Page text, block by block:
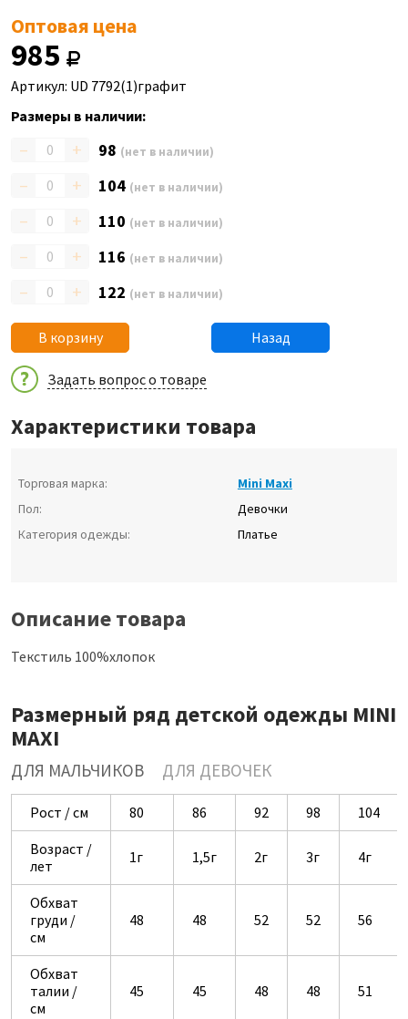
Оптовая цена
985
Артикул: UD 7792(1)графит
Размеры в наличии:
– + 98 (нет в наличии)
– + 104 (нет в наличии)
– + 110 (нет в наличии)
– + 116 (нет в наличии)
– + 122 (нет в наличии)
В корзину Назад
Задать вопрос о товаре
Характеристики товара
Торговая марка:
Mini Maxi
Пол:
Девочки
Категория одежды:
Платье
Описание товара
Текстиль 100%хлопок
Размерный ряд детской одежды MINI
MAXI
ДЛЯ МАЛЬЧИКОВ ДЛЯ ДЕВОЧЕК
Рост / см 80 86 92 98
104
Возраст /
лет
1г 1,5г 2г 3г 4г
Обхват
груди /
см
48 48 52 52 56
Обхват
талии /
см
45 45 48 48 51